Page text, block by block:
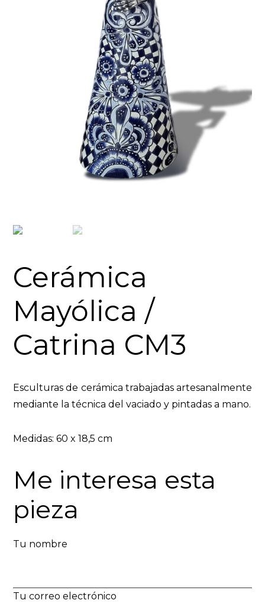
Cerámica
Mayólica /
Catrina CM3
Esculturas de cerámica trabajadas artesanalmente
mediante la técnica del vaciado y pintadas a mano.
Medidas: 60 x 18,5 cm
Me interesa esta
pieza
Tu nombre
Tu correo electrónico